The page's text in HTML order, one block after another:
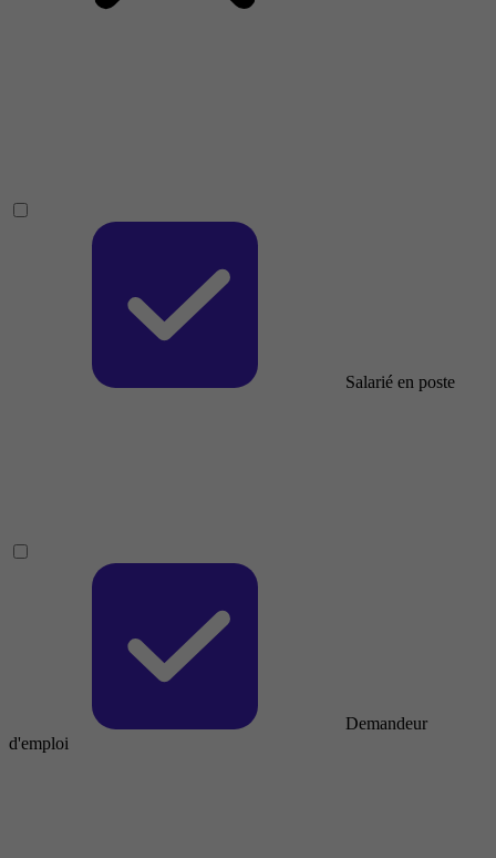
Salarié en poste
Demandeur
d'emploi